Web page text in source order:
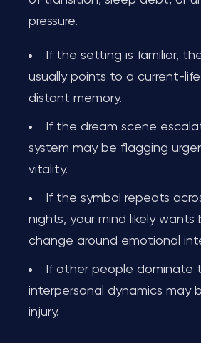
pressure.
If the setting is familiar,
usually points to a current-
distant memory.
If the dream scene
system may be flagging
vitality.
If the symbol repeats
nights, your mind likely wants
change around emotional
If other people dominate
interpersonal dynamics may
injury.